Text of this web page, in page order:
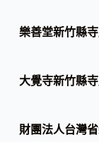
樂善堂新竹縣
大覺寺新竹縣
財團法人台灣